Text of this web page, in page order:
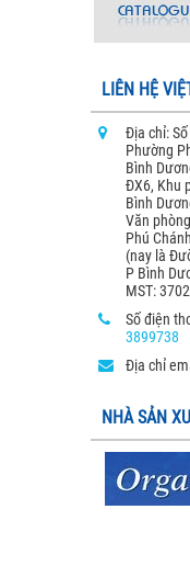
LIÊN HỆ
Địa chỉ:
Phường
Bình
ĐX6, Khu
Bình
Văn
Phú
(nay là
P Bình
MST:
Số điện
3899738
Địa chỉ
NHÀ SẢN